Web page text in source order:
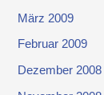
März 2009
Februar 2009
Dezember 2008